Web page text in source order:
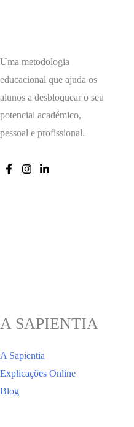
Uma metodologia
educacional que ajuda os
alunos a desbloquear o seu
potencial académico,
pessoal e profissional.
A SAPIENTIA
A Sapientia
Explicações Online
Blog